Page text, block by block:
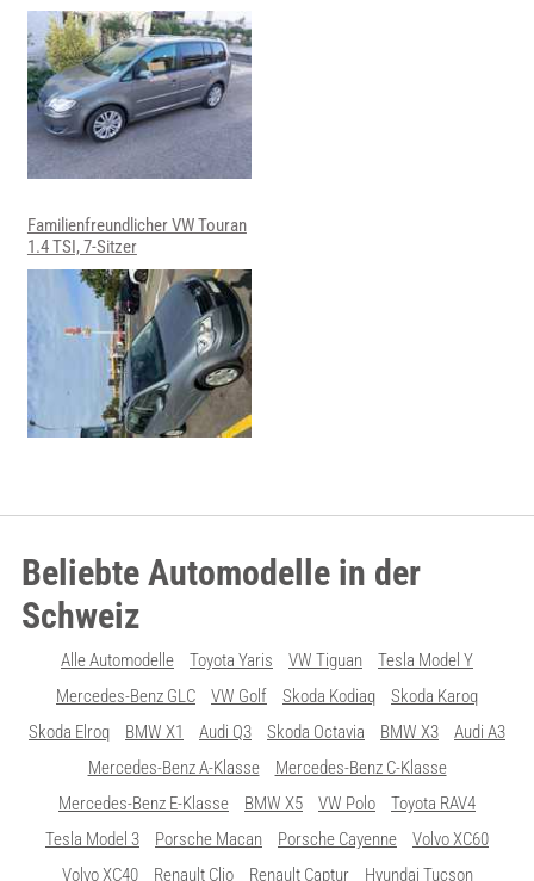
Familienfreundlicher VW Touran
1.4 TSI, 7-Sitzer
Beliebte Automodelle in der
Schweiz
Alle Automodelle Toyota Yaris VW Tiguan
Tesla Model Y
Mercedes-Benz GLC
VW Golf Skoda Kodiaq
Skoda Karoq
Skoda Elroq
BMW X1 Audi Q3 Skoda Octavia BMW X3
Audi A3
Mercedes-Benz A-Klasse
Mercedes-Benz C-Klasse
Mercedes-Benz E-Klasse
BMW X5 VW Polo
Toyota RAV4
Tesla Model 3
Porsche Macan Porsche Cayenne
Volvo XC60
Volvo XC40
Renault Clio Renault Captur Hyundai Tucson